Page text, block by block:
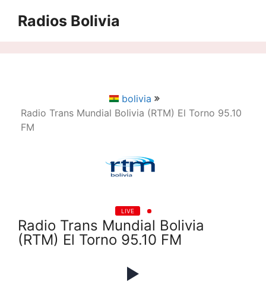
Radios Bolivia
bolivia
Radio Trans Mundial Bolivia (RTM) El Torno 95.10
FM
LIVE
Radio Trans Mundial Bolivia
(RTM) El Torno 95.10 FM